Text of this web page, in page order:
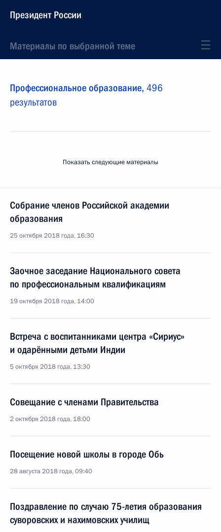
Президент России
Материалы по выбранной теме
Профессиональное образование, 496
результатов
Показать следующие материалы
Собрание членов Российской академии
образования
25 октября 2018 года, 16:30
Заочное заседание Национального совета
по профессиональным квалификациям
19 октября 2018 года, 14:00
Встреча с воспитанниками центра «Сириус»
и одарёнными детьми Индии
5 октября 2018 года, 13:30
Совещание с членами Правительства
2 октября 2018 года, 18:00
Посещение новой школы в городе Обь
28 августа 2018 года, 09:40
Поздравление по случаю 75-летия образования
суворовских и нахимовских училищ